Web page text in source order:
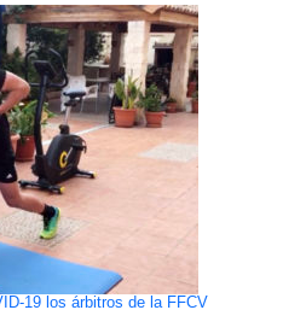
19 los árbitros de la FFCV